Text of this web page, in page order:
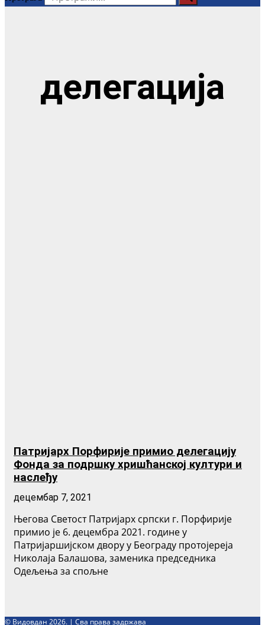
делегација
Патријарх Порфирије примио делегацију
Фонда за подршку хришћанској култури и
наслеђу
децембар 7, 2021
Његова Светост Патријарх српски г. Порфирије
примио је 6. децембра 2021. године у
Патријаршијском двору у Београду протојереја
Николаја Балашова, заменика председника
Одељења за спољне
© Видовдан 2026. | Сва права задржава